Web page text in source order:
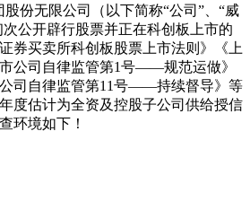
份无限公司（以下简称“公司”、“威
次公开辟行股票并正在科创板上市的
券买卖所科创板股票上市法则》《上
公司自律监管第1号——规范运做》
公司自律监管第11号——持续督导》等
度估计为全资及控股子公司供给授信
环境如下！